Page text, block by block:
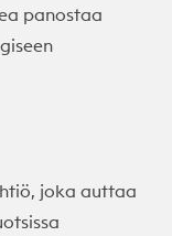
panostaa
joka auttaa